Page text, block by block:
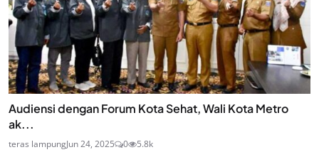
Audiensi dengan Forum Kota Sehat, Wali Kota Metro
ak...
teras lampungJun 24, 2025 0 5.8k